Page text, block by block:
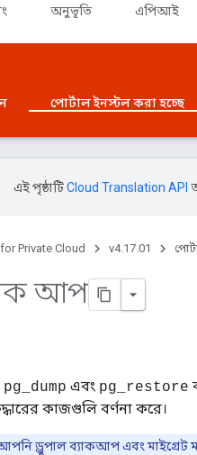
অনুভূতি এপিআই
পোর্টাল ইনস্টল করা হচ্ছে
এই পৃষ্ঠাটিCloud Translation API
Private Cloud v4.17.01
আপ
pg_dump এবং pg_restore
কাজগুলি বর্ণনা করে।
ড্রুপাল ব্যাকআপ এবং মাইগ্রেট